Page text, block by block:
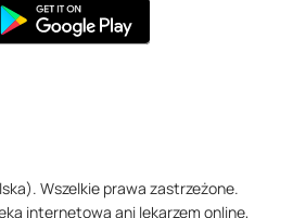
Wszelkie prawa zastrzeżone.
internetową ani lekarzem online,